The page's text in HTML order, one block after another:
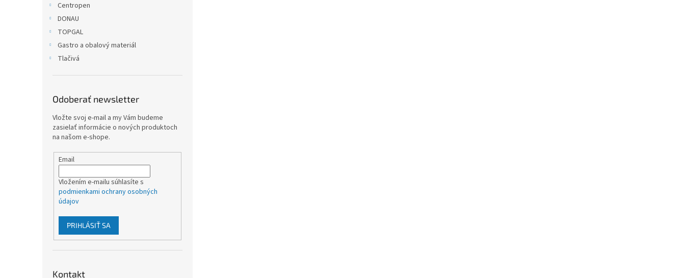
Centropen
DONAU
TOPGAL
Gastro a obalový materiál
Tlačivá
Odoberať newsletter
Vložte svoj e-mail a my Vám budeme
zasielať informácie o nových produktoch
na našom e-shope.
Email
Vložením e-mailu súhlasíte s
podmienkami ochrany osobných
údajov
PRIHLÁSIŤ SA
Kontakt